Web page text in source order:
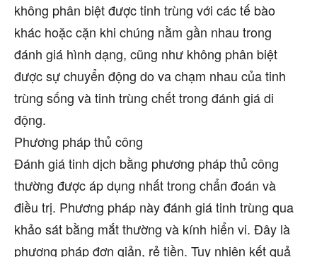
không phân biệt được tinh trùng với các tế bào
khác hoặc cặn khi chúng nằm gần nhau trong
đánh giá hình dạng, cũng như không phân biệt
được sự chuyển động do va chạm nhau của tinh
trùng sống và tinh trùng chết trong đánh giá di
động.
Phương pháp thủ công
Đánh giá tinh dịch bằng phương pháp thủ công
thường được áp dụng nhất trong chẩn đoán và
điều trị. Phương pháp này đánh giá tinh trùng qua
khảo sát bằng mắt thường và kính hiển vi. Đây là
phương pháp đơn giản, rẻ tiền. Tuy nhiên kết quả